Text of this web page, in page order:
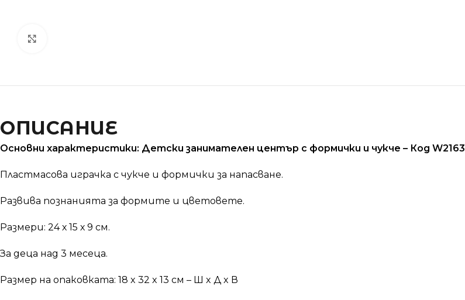
ОПИСАНИЕ
Основни характеристики: Детски занимателен център с формички и чукче – Код W2163
Пластмасова играчка с чукче и формички за напасване.
Развива познанията за формите и цветовете.
Размери: 24 х 15 х 9 см.
За деца над 3 месеца.
Размер на опаковката: 18 x 32 x 13 см – Ш x Д x В